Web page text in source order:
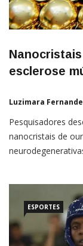
esclerose
Luzimara
Pesquisadores
nanocristais de
ouro que pode
múltipla (EM) e
ESPORTES